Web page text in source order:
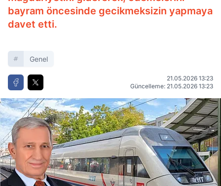
bayram öncesinde gecikmeksizin yapmaya
davet etti.
Genel
21.05.2026 13:23
Güncelleme: 21.05.2026 13:23